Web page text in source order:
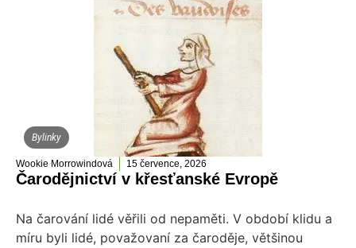
Bylinky
Wookie Morrowindová 15 července, 2026
Čarodějnictví v křesťanské Evropě
Na čarování lidé věřili od nepaměti. V období klidu a
míru byli lidé, považovaní za čaroděje, většinou